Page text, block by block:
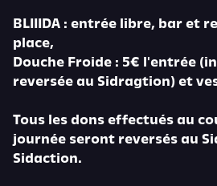
BLIIIDA : entrée libre, bar et
place,
Douche Froide : 5€ l'entrée
reversée au Sidragtion) et
Tous les dons effectués au
journée seront reversés au
Sidaction.